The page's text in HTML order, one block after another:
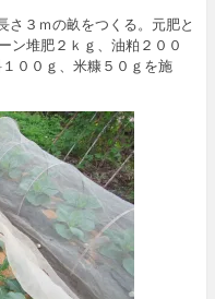
さ３ｍの畝をつくる。元肥と
ン堆肥２ｋｇ、油粕２００
００ｇ、米糠５０ｇを施